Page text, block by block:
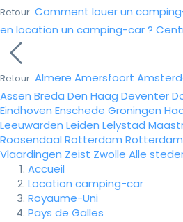
Retour Comment louer un
en location un camping-car ?
Retour Almere Amersfoort
Assen Breda Den Haag Deventer
Eindhoven Enschede Groningen
Leeuwarden Leiden Lelystad
Roosendaal Rotterdam Rotterdam
Vlaardingen Zeist Zwolle Alle
Accueil
Location camping-car
Royaume-Uni
Pays de Galles